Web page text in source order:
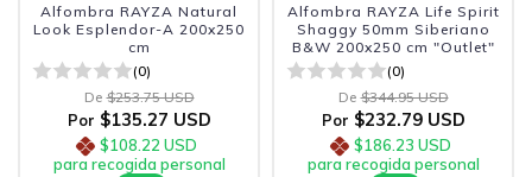
Alfombra RAYZA Natural
Look Esplendor-A 200x250
cm
(0)
De $253.75 USD
Por $135.27 USD
$108.22 USD
para recogida personal
Alfombra RAYZA Life Spirit
Shaggy 50mm Siberiano
B&W 200x250 cm "Outlet"
(0)
De $344.95 USD
Por $232.79 USD
$186.23 USD
para recogida personal